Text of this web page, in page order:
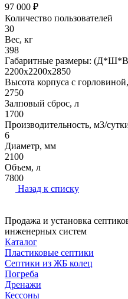
97 000 ₽
Количество пользователей
30
Вес, кг
398
Габаритные размеры:
2200х2200х2850
Высота корпуса с
2750
Залповый сброс, л
1700
Производительность, м3/
6
Диаметр, мм
2100
Объем, л
7800
Назад к списку
Продажа и установка
инженерных систем
Каталог
Пластиковые септики
Септики из ЖБ колец
Погреба
Дренажи
Кессоны